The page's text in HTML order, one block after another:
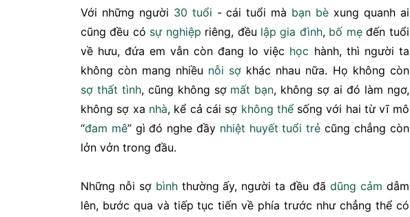
Với những người 30 tuổi - cái tuổi mà bạn bè xung quanh ai
cũng đều có sự nghiệp riêng, đều lập gia đình, bố mẹđến tuổi
về hưu, đứa em vẫn còn đang lo việc học hành, thì người ta
không còn mang nhiều nỗi sợ khác nhau nữa. Họ không còn
sợ thất tình, cũng không sợ mất bạn, không sợ ai đó làm ngơ,
không sợ xa nhà, kể cả cái sợ không thểsống với hai từ vĩ mô
“đam mê” gì đó nghe đầy nhiệt huyết tuổi trẻ cũng chẳng còn
lởn vởn trong đầu.
Những nỗi sợ bìnhthường ấy, người ta đều đã dũng cảm dẫm
lên, bước qua và tiếp tục tiến về phía trước như chẳng thể có